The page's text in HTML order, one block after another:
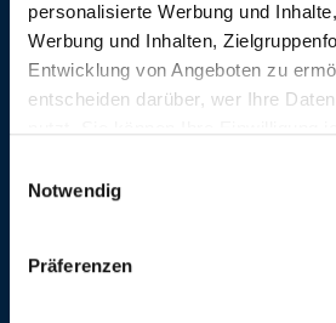
personalisierte Werbung und
Werbung und Inhalten,
Entwicklung von Angeboten zu
entscheiden darüber, wer Ihre
Trigger Symbol ändern oder
Informationen über Ihre
Notwendig
Präferenzen
07.08.2026